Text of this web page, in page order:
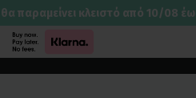
παραμείνει κλειστό από 10/08